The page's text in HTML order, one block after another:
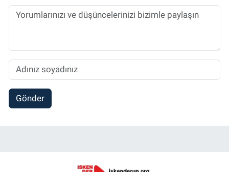
Gönder